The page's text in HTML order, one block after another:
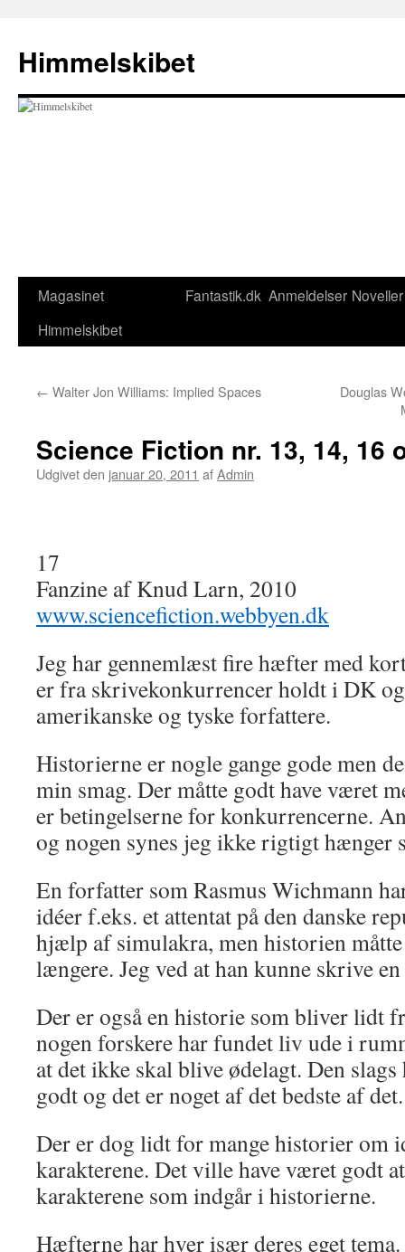
indhold
Himmelskibet
Magasinet
Himmelskibet
Fantastik.dk Anmeldelser Noveller
← Walter Jon Williams: Implied Spaces
Douglas
Science Fiction nr. 13, 14, 16
Udgivet den januar 20, 2011 afAdmin
17
Fanzine af Knud Larn, 2010
www.sciencefiction.webbyen.dk
Jeg har gennemlæst fire hæfter med
er fra skrivekonkurrencer holdt i DK
amerikanske og tyske forfattere.
Historierne er nogle gange gode men
min smag. Der måtte godt have været
er betingelserne for konkurrencerne.
og nogen synes jeg ikke rigtigt hænger
En forfatter som Rasmus Wichmann
idéer f.eks. et attentat på den danske
hjælp af simulakra, men historien
længere. Jeg ved at han kunne skrive
Der er også en historie som bliver lidt
nogen forskere har fundet liv ude i
at det ikke skal blive ødelagt. Den
godt og det er noget af det bedste af det.
Der er dog lidt for mange historier om
karakterene. Det ville have været godt
karakterene som indgår i historierne.
Hæfterne har hver især deres eget